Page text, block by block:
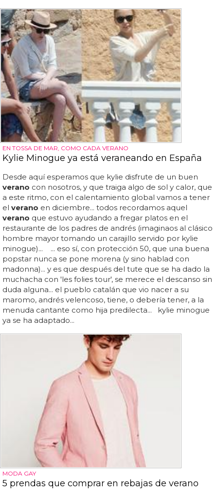
EN TOSSA DE MAR, COMO CADA VERANO
Kylie Minogue ya está veraneando en España
Desde aquí esperamos que kylie disfrute de un buen
verano con nosotros, y que traiga algo de sol y calor, que
a este ritmo, con el calentamiento global vamos a tener
el verano en diciembre... todos recordamos aquel
verano que estuvo ayudando a fregar platos en el
restaurante de los padres de andrés (imaginaos al clásico
hombre mayor tomando un carajillo servido por kylie
minogue)... ... eso sí, con protección 50, que una buena
popstar nunca se pone morena (y sino hablad con
madonna)... y es que después del tute que se ha dado la
muchacha con 'les folies tour', se merece el descanso sin
duda alguna... el pueblo catalán que vio nacer a su
maromo, andrés velencoso, tiene, o debería tener, a la
menuda cantante como hija predilecta... kylie minogue
ya se ha adaptado...
MODA GAY
5 prendas que comprar en rebajas de verano